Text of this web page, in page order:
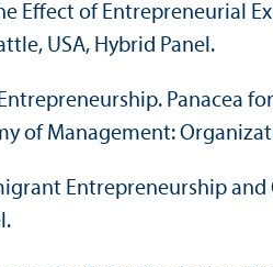
Effect of
USA, Hybrid Panel.
of Management:
Entrepreneur­ship